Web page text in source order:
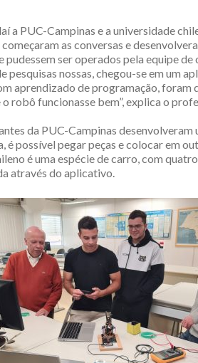
a PUC-Campinas e a universidade
as conversas e
pudessem ser operados pela equipe
pesquisas nossas, chegou-se em um
aprendizado de programação, foram
robô funcionasse bem”, explica o
da PUC-Campinas
é possível pegar peças e colocar em
é uma espécie de carro, com
através do aplicativo.